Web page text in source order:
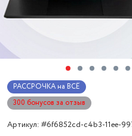
РАССРОЧКА на ВСЁ
300 бонусов за отзыв
Артикул: #6f6852cd-c4b3-11ee-